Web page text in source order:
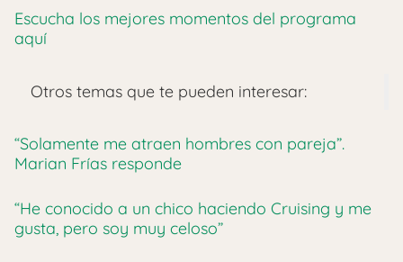
Escucha los mejores momentos del programa
aquí
Otros temas que te pueden interesar:
“Solamente me atraen hombres con pareja”.
Marian Frías responde
“He conocido a un chico haciendo Cruising y me
gusta, pero soy muy celoso”